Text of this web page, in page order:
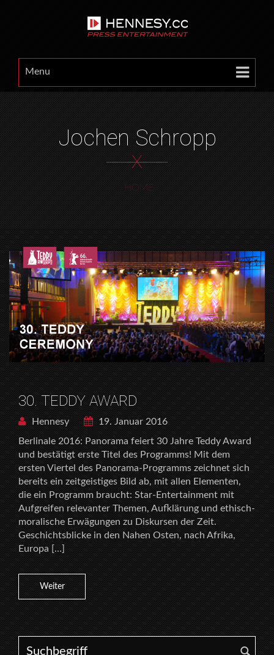
Menu
Jochen Schropp
X
HOME
30. TEDDY AWARD
Hennesy
19. Januar 2016
Berlinale 2016: Panorama feiert 30 Jahre Teddy Award
und bestätigt erste Titel des Programms! Mit dem
ersten Viertel des Panorama-Programms zeichnet sich
bereits ein zeitgeistiges Bild ab, mit allen Elementen,
die ein Programm braucht: Star-Entertainment mit
Aufgreifen relevanter Themen, Aufklärung und ethisch-
moralische Erwägungen zu Diskursen der Zeit.
Geschichtsblicke in den Nahen Osten, nach Afrika,
Europa […]
Weiter
Search for: